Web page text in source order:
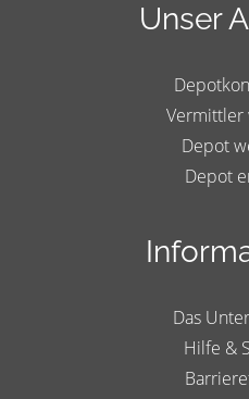
Unser
Vermittler
Depot
Depot
Das
Hilfe &